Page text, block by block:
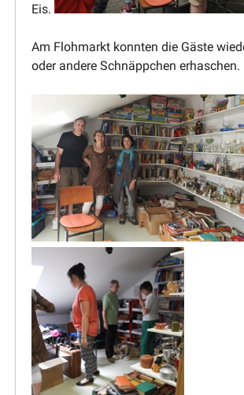
Eis.
Am Flohmarkt konnten die Gäste
oder andere Schnäppchen erhaschen.